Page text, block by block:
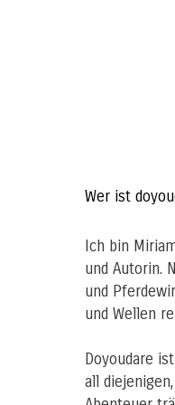
Wer ist
Ich bin
und Autorin.
und
und Wellen
Doyoudare
all